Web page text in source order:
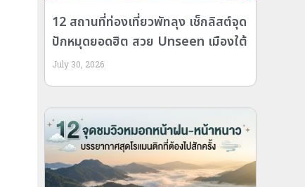
12 สถานที่ท่องเที่ยวพัทลุง เช็กลิสต์จุด
ปักหมุดยอดฮิต สวย Unseen เมืองใต้
July 30, 2026